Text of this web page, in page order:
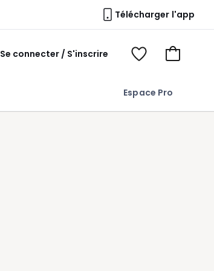
Télécharger l'app
Espace Pro
Se connecter / S'inscrire
Mon
Voir
Voir